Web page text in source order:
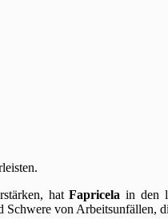
hatFapricela in den
von Arbeitsunfällen,